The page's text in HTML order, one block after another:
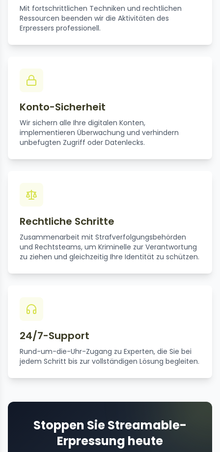
Mit fortschrittlichen Techniken und rechtlichen
Ressourcen beenden wir die Aktivitäten des
Erpressers professionell.
Konto-Sicherheit
Wir sichern alle Ihre digitalen Konten,
implementieren Überwachung und verhindern
unbefugten Zugriff oder Datenlecks.
Rechtliche Schritte
Zusammenarbeit mit Strafverfolgungsbehörden
und Rechtsteams, um Kriminelle zur Verantwortung
zu ziehen und gleichzeitig Ihre Identität zu schützen.
24/7-Support
Rund-um-die-Uhr-Zugang zu Experten, die Sie bei
jedem Schritt bis zur vollständigen Lösung begleiten.
Stoppen Sie Streamable-
Erpressung heute